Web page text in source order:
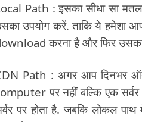
Path : इसका सीधा सा
उपयोग करें. ताकि ये हमेशा
करना है और फिर
Path : अगर आप दिनभर
पर नहीं बल्कि एक सर्वर
पर होता है. जबकि लोकल